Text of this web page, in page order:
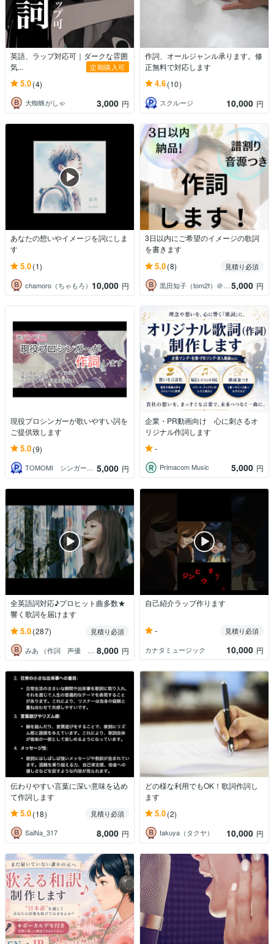
英語、ラップ対応可｜ダークな雰囲
気...
定期購入可
5.0(4)
大蜘蛛がしゃ 3,000 円
作詞、オールジャンル承ります。修
正無料で対応します
4.6(10)
スクルージ 10,000 円
あなたの想いやイメージを詞にしま
す
5.0(1)
chamoro（ちゃもろ） 10,000 円
3日以内にご希望のイメージの歌詞
を書きます
5.0(8)
見積り必須
黒田知子（tom2f）＠ライター、音楽家 5,000 円
現役プロシンガーが歌いやすい詞を
ご提供致します
5.0(9)
TOMOMI シンガー・ボーカル講師 5,000 円
企業・PR動画向け 心に刺さるオ
リジナル作詞します
-
Primacom Music 5,000 円
全英語詞対応♪プロヒット曲多数★
響く歌詞を届けます
5.0(287)
見積り必須
みあ （作詞 声優 英語 翻訳） 8,000 円
自己紹介ラップ作ります
-
見積り必須
カナタミュージック
10,000 円
伝わりやすい言葉に深い意味を込め
て作詞します
5.0(18)
見積り必須
SaiNa_317
8,000 円
どの様な利用でもOK！歌詞作詞し
ます
5.0(2)
takuya（タクヤ） 10,000 円